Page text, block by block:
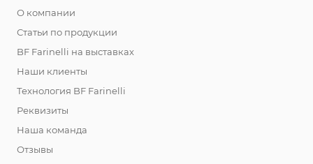
О компании
Статьи по продукции
BF Farinelli на выставках
Наши клиенты
Технология BF Farinelli
Реквизиты
Наша команда
Отзывы